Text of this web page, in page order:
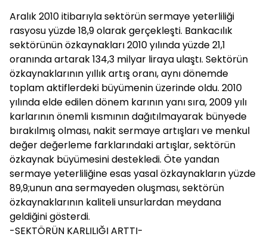
Aralık 2010 itibarıyla sektörün sermaye yeterliliği
rasyosu yüzde 18,9 olarak gerçekleşti. Bankacılık
sektörünün özkaynakları 2010 yılında yüzde 21,1
oranında artarak 134,3 milyar liraya ulaştı. Sektörün
özkaynaklarının yıllık artış oranı, aynı dönemde
toplam aktiflerdeki büyümenin üzerinde oldu. 2010
yılında elde edilen dönem karının yanı sıra, 2009 yılı
karlarının önemli kısmının dağıtılmayarak bünyede
bırakılmış olması, nakit sermaye artışları ve menkul
değer değerleme farklarındaki artışlar, sektörün
özkaynak büyümesini destekledi. Öte yandan
sermaye yeterliliğine esas yasal özkaynakların yüzde
89,9;unun ana sermayeden oluşması, sektörün
özkaynaklarının kaliteli unsurlardan meydana
geldiğini gösterdi.
-SEKTÖRÜN KARLILIĞI ARTTI-